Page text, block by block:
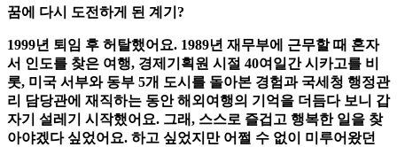
꿈에 다시 도전하게 된 계기?
1999년 퇴임 후 허탈했어요. 1989년 재무부에 근무할 때 혼자
서 인도를 찾은 여행, 경제기획원 시절 40여일간 시카고를 비
롯, 미국 서부와 동부 5개 도시를 돌아본 경험과 국세청 행정관
리 담당관에 재직하는 동안 해외여행의 기억을 더듬다 보니 갑
자기 설레기 시작했어요. 그래, 스스로 즐겁고 행복한 일을 찾
아야겠다 싶었어요. 하고 싶었지만 어쩔 수 없이 미루어왔던